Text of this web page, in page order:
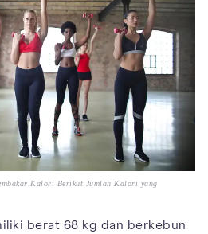
Kalori Berikut Jumlah Kalori yang
berat 68 kg dan berkebun